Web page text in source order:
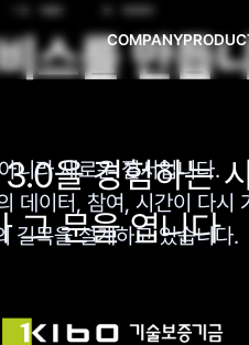
COMPANY
스를 만듭
니라 새로운 질서입니다.
길목을 설계하고 있습니다.
그 문을 엽니다